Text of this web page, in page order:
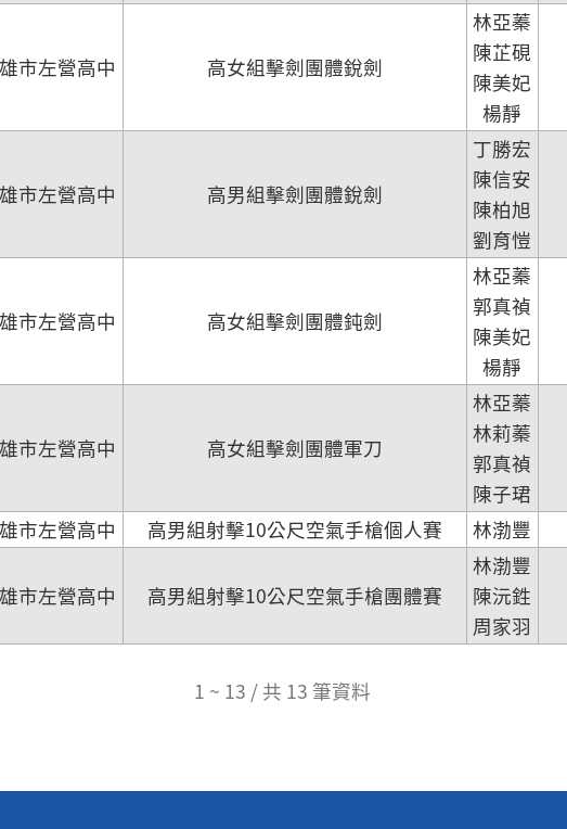
市左營高中 高女組擊劍團體銳劍
林亞蓁
陳芷硯
陳美妃
楊靜
市左營高中 高男組擊劍團體銳劍
丁勝宏
陳信安
陳柏旭
劉育愷
市左營高中 高女組擊劍團體鈍劍
林亞蓁
郭真禎
陳美妃
楊靜
市左營高中 高女組擊劍團體軍刀
林亞蓁
林莉蓁
郭真禎
陳子珺
市左營高中 高男組射擊10公尺空氣手槍個人賽 林渤豐
市左營高中 高男組射擊10公尺空氣手槍團體賽
林渤豐
陳沅鉎
周家羽
1 ~ 13 / 共 13 筆資料